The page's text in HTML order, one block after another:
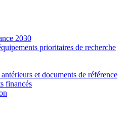
2030
prioritaires de recherche
et documents de référence
financés